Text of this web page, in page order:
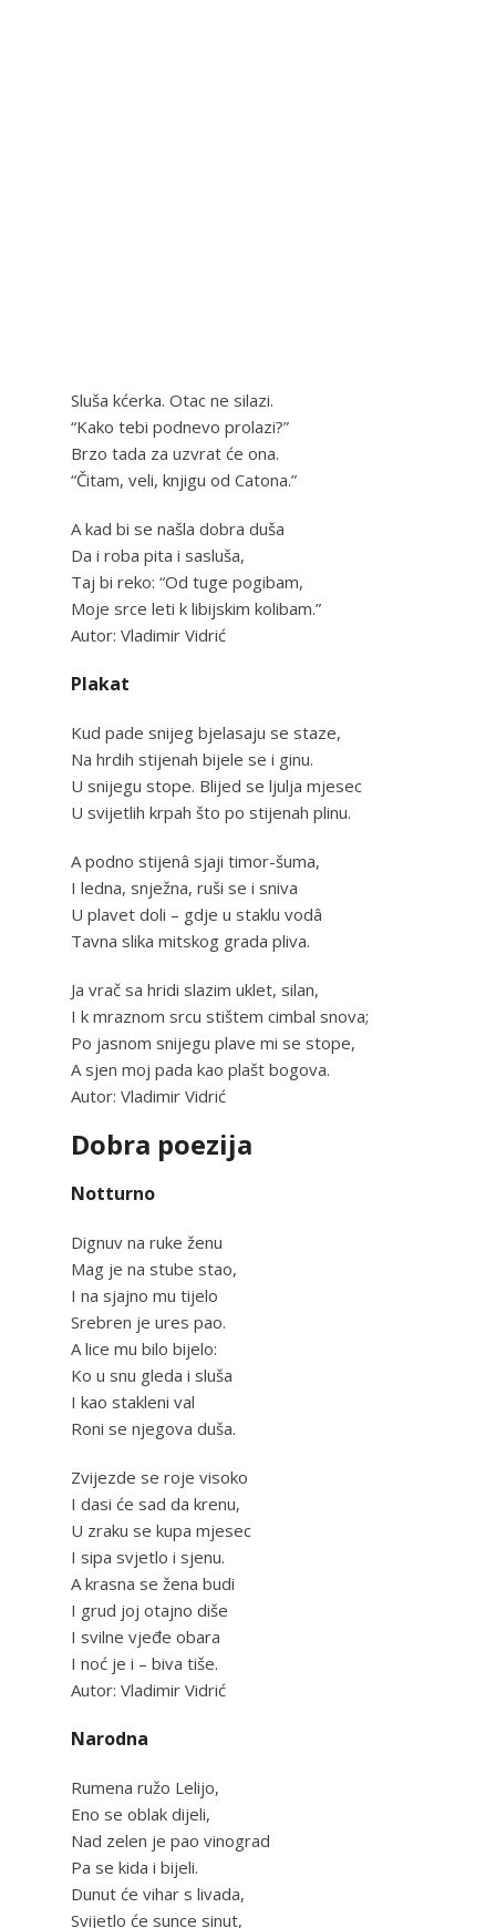
Sluša kćerka. Otac ne silazi.
“Kako tebi podnevo prolazi?”
Brzo tada za uzvrat će ona.
“Čitam, veli, knjigu od Catona.”
A kad bi se našla dobra duša
Da i roba pita i sasluša,
Taj bi reko: “Od tuge pogibam,
Moje srce leti k libijskim kolibam.”
Autor: Vladimir Vidrić
Plakat
Kud pade snijeg bjelasaju se staze,
Na hrdih stijenah bijele se i ginu.
U snijegu stope. Blijed se ljulja mjesec
U svijetlih krpah što po stijenah plinu.
A podno stijenâ sjaji timor-šuma,
I ledna, snježna, ruši se i sniva
U plavet doli – gdje u staklu vodâ
Tavna slika mitskog grada pliva.
Ja vrač sa hridi slazim uklet, silan,
I k mraznom srcu stištem cimbal snova;
Po jasnom snijegu plave mi se stope,
A sjen moj pada kao plašt bogova.
Autor: Vladimir Vidrić
Dobra poezija
Notturno
Dignuv na ruke ženu
Mag je na stube stao,
I na sjajno mu tijelo
Srebren je ures pao.
A lice mu bilo bijelo:
Ko u snu gleda i sluša
I kao stakleni val
Roni se njegova duša.
Zvijezde se roje visoko
I dasi će sad da krenu,
U zraku se kupa mjesec
I sipa svjetlo i sjenu.
A krasna se žena budi
I grud joj otajno diše
I svilne vjeđe obara
I noć je i – biva tiše.
Autor: Vladimir Vidrić
Narodna
Rumena ružo Lelijo,
Eno se oblak dijeli,
Nad zelen je pao vinograd
Pa se kida i bijeli.
Dunut će vihar s livada,
Svijetlo će sunce sinut,